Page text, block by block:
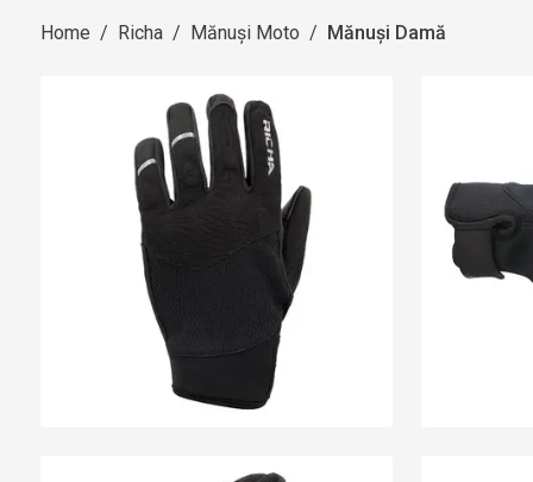
Home / Richa / Mănuși Moto / Mănuși Damă